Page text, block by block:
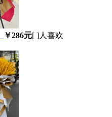
￥286元[ ]人喜欢